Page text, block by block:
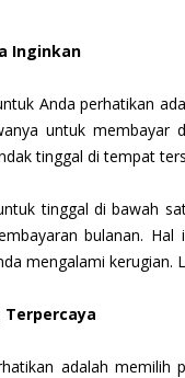
Inginkan
Anda perhatikan
untuk membayar
tinggal di tempat
tinggal di bawah
bulanan.
mengalami kerugian.
Terpercaya
adalah memilih